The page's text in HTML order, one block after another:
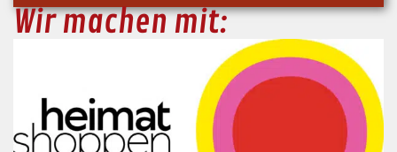
Wir machen mit: